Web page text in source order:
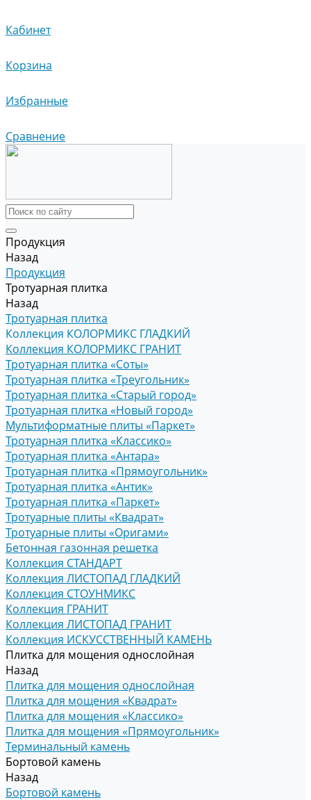
Кабинет
Корзина
Избранные
Сравнение
Продукция
Назад
Продукция
Тротуарная плитка
Назад
Тротуарная плитка
Коллекция КОЛОРМИКС ГЛАДКИЙ
Коллекция КОЛОРМИКС ГРАНИТ
Тротуарная плитка «Соты»
Тротуарная плитка «Треугольник»
Тротуарная плитка «Старый город»
Тротуарная плитка «Новый город»
Мультиформатные плиты «Паркет»
Тротуарная плитка «Классико»
Тротуарная плитка «Антара»
Тротуарная плитка «Прямоугольник»
Тротуарная плитка «Антик»
Тротуарная плитка «Паркет»
Тротуарные плиты «Квадрат»
Тротуарные плиты «Оригами»
Бетонная газонная решетка
Коллекция СТАНДАРТ
Коллекция ЛИСТОПАД ГЛАДКИЙ
Коллекция СТОУНМИКС
Коллекция ГРАНИТ
Коллекция ЛИСТОПАД ГРАНИТ
Коллекция ИСКУССТВЕННЫЙ КАМЕНЬ
Плитка для мощения однослойная
Назад
Плитка для мощения однослойная
Плитка для мощения «Квадрат»
Плитка для мощения «Классико»
Плитка для мощения «Прямоугольник»
Терминальный камень
Бортовой камень
Назад
Бортовой камень